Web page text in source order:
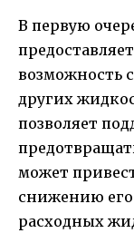
В первую
возможность
других
позволяет
может
снижению его
расходных